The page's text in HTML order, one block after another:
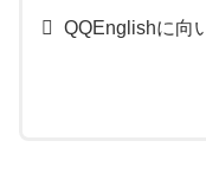
QQEnglishに向